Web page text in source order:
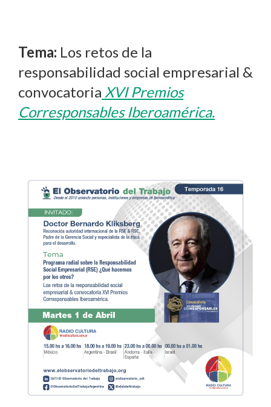
Tema: Los retos de la
responsabilidad social empresarial &
convocatoria XVI Premios
Corresponsables Iberoamérica.